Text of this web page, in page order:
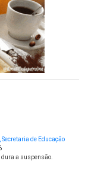
de Educação
dura a suspensão.